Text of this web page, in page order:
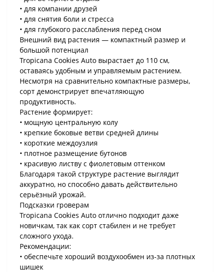
• для компании друзей
• для снятия боли и стресса
• для глубокого расслабления перед сном
Внешний вид растения — компактный размер и
большой потенциал
Tropicana Cookies Auto вырастает до 110 см,
оставаясь удобным и управляемым растением.
Несмотря на сравнительно компактные размеры,
сорт демонстрирует впечатляющую
продуктивность.
Растение формирует:
• мощную центральную колу
• крепкие боковые ветви средней длины
• короткие междоузлия
• плотное размещение бутонов
• красивую листву с фиолетовым оттенком
Благодаря такой структуре растение выглядит
аккуратно, но способно давать действительно
серьёзный урожай.
Подсказки гроверам
Tropicana Cookies Auto отлично подходит даже
новичкам, так как сорт стабилен и не требует
сложного ухода.
Рекомендации:
• обеспечьте хороший воздухообмен из-за плотных
шишек